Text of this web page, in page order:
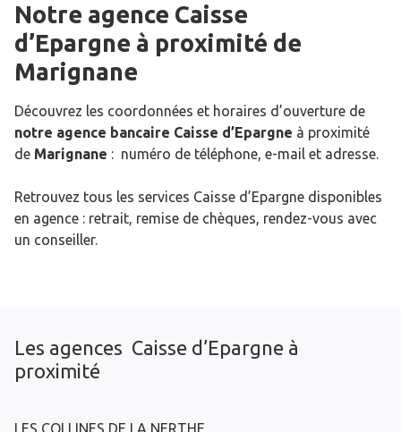
Notre agence Caisse
d’Epargne à proximité de
Marignane
Découvrez les coordonnées et horaires d’ouverture de
notre agence bancaire Caisse d’Epargne à proximité
de Marignane : numéro de téléphone, e-mail et adresse.
Retrouvez tous les services Caisse d’Epargne disponibles
en agence : retrait, remise de chèques, rendez-vous avec
un conseiller.
Les agences Caisse d’Epargne à
proximité
LES COLLINES DE LA NERTHE